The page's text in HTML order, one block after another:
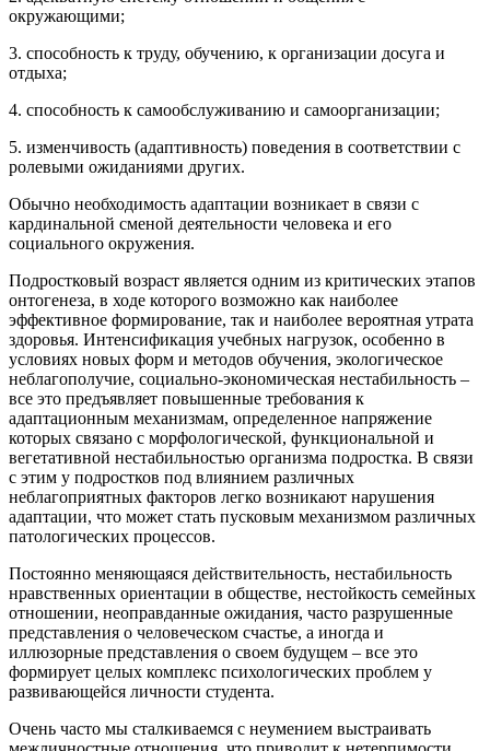
окружающими;
3. способность к труду, обучению, к организации досуга и
отдыха;
4. способность к самообслуживанию и самоорганизации;
5. изменчивость (адаптивность) поведения в соответствии с
ролевыми ожиданиями других.
Обычно необходимость адаптации возникает в связи с
кардинальной сменой деятельности человека и его
социального окружения.
Подростковый возраст является одним из критических этапов
онтогенеза, в ходе которого возможно как наиболее
эффективное формирование, так и наиболее вероятная утрата
здоровья. Интенсификация учебных нагрузок, особенно в
условиях новых форм и методов обучения, экологическое
неблагополучие, социально-экономическая нестабильность –
все это предъявляет повышенные требования к
адаптационным механизмам, определенное напряжение
которых связано с морфологической, функциональной и
вегетативной нестабильностью организма подростка. В связи
с этим у подростков под влиянием различных
неблагоприятных факторов легко возникают нарушения
адаптации, что может стать пусковым механизмом различных
патологических процессов.
Постоянно меняющаяся действительность, нестабильность
нравственных ориентации в обществе, нестойкость семейных
отношении, неоправданные ожидания, часто разрушенные
представления о человеческом счастье, а иногда и
иллюзорные представления о своем будущем – все это
формирует целых комплекс психологических проблем у
развивающейся личности студента.
Очень часто мы сталкиваемся с неумением выстраивать